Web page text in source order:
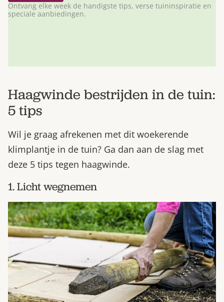
Ontvang elke week de handigste tips, verse tuininspiratie en
speciale aanbiedingen.
Haagwinde bestrijden in de tuin:
5 tips
Wil je graag afrekenen met dit woekerende
klimplantje in de tuin? Ga dan aan de slag met
deze 5 tips tegen haagwinde.
1. Licht wegnemen